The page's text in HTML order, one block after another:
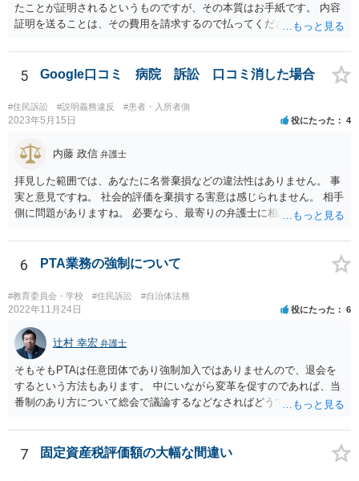
たことが証明されるというものですが、その本質はお手紙です。 内容
証明を送ることは、その費用を請求するので払ってくださいという申
じる義務が（内容証明郵便の効力として）生じるというものではな
く、無視されたらそれでおしまいです。 その後は、裁判を起こして判
決を得て強制的に支払ってもらえるようにするかどうかを検討する必
要があります。郵便を送らずに最初から裁判所に申し立てる方法もあ
りえます。 弁護士に依頼する場合、何を依頼するかということをよく
けでよいのかどうか（これだけなら数万円でしょう）、その後の交渉
を依頼するかどうか、請求金額との関係で、赤字になるかもしれない
ので、交渉の依頼はしないのか、など、検討すべき点はいろいろあり
ますので、まずは、お近くの弁護士に直接相談してみてください。
5 Google口コミ 病院 訴訟 口コミ消した場合
#住民訴訟 #説明義務違反 #患者・入所者側
2023年5月15日 役にたった 4
内藤 政信 弁護士
拝見した範囲では、あなたに名誉棄損などの違法性はありません。 事
実と意見ですね。 社会的評価を棄損する害意は感じられません。 相手
側に問題がありますね。 必要なら、最寄りの弁護士に相談して下さ
6 PTA業務の強制について
#教育委員会・学校 #住民訴訟 #自治体法務
2022年11月24日 役にたった 6
辻村 幸宏 弁護士
そもそもPTAは任意団体であり強制加入ではありませんので、退会を
するという方法もあります。 中にいながら変革を促すのであれば、当
番制のあり方について総会で議論するなどなさればどうでしょうか。
7 固定資産税評価額の大幅な間違い